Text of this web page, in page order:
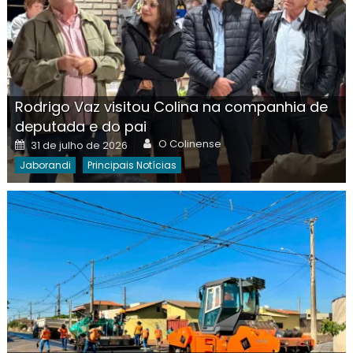
Rodrigo Vaz visitou Colina na companhia de
deputada e do pai
Posted
on
31 de julho de 2026 Author
O Colinense
Jaborandi Principais Notícias